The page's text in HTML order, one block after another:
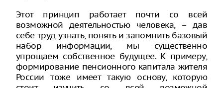
Этот принцип работает почти со всей
возможной деятельностью человека, – дав
себе труд узнать, понять и запомнить базовый
набор информации, мы существенно
упрощаем собственное будущее. К примеру,
формирование пенсионного капитала жителя
России тоже имеет такую основу, которую